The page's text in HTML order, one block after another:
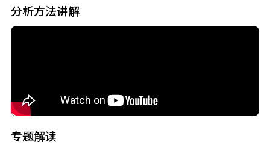
分析方法讲解
专题解读